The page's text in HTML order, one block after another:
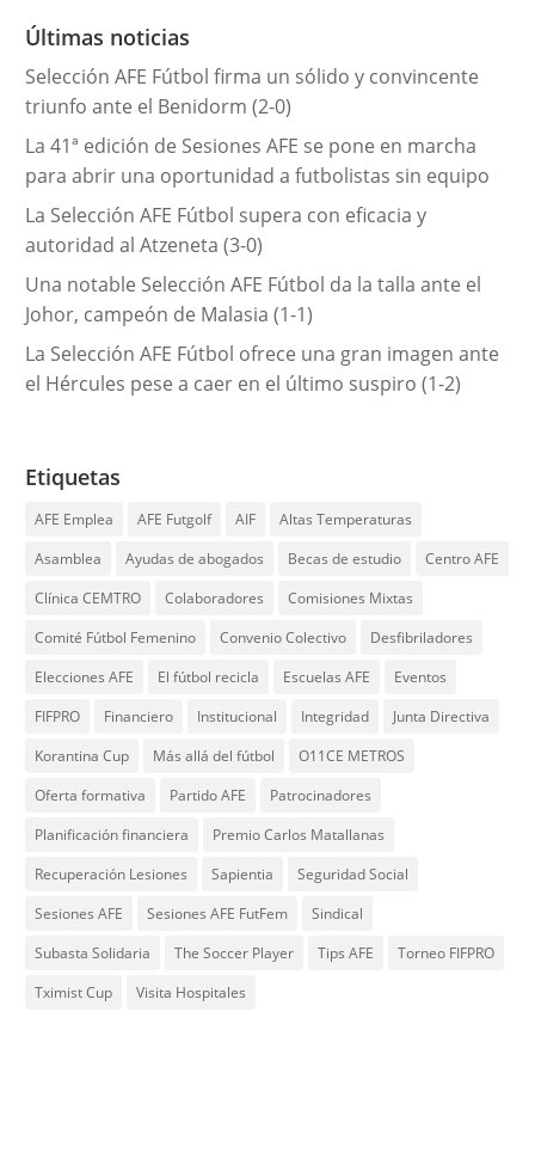
r
a
s
Últimas noticias
Selección AFE Fútbol firma un sólido y convincente
triunfo ante el Benidorm (2-0)
La 41ª edición de Sesiones AFE se pone en marcha
para abrir una oportunidad a futbolistas sin equipo
La Selección AFE Fútbol supera con eficacia y
autoridad al Atzeneta (3-0)
Una notable Selección AFE Fútbol da la talla ante el
Johor, campeón de Malasia (1-1)
La Selección AFE Fútbol ofrece una gran imagen ante
el Hércules pese a caer en el último suspiro (1-2)
Etiquetas
AFE Emplea AFE Futgolf AIF
Altas Temperaturas
Asamblea
Ayudas de abogados Becas de estudio
Centro AFE
Clínica CEMTRO
Colaboradores
Comisiones Mixtas
Comité Fútbol Femenino
Convenio Colectivo
Desfibriladores
Elecciones AFE
El fútbol recicla Escuelas AFE
Eventos
FIFPRO
Financiero Institucional Integridad
Junta Directiva
Korantina Cup
Más allá del fútbol
O11CE METROS
Oferta formativa
Partido AFE
Patrocinadores
Planificación financiera
Premio Carlos Matallanas
Recuperación Lesiones
Sapientia
Seguridad Social
Sesiones AFE
Sesiones AFE FutFem
Sindical
Subasta Solidaria
The Soccer Player Tips AFE
Torneo FIFPRO
Tximist Cup
Visita Hospitales